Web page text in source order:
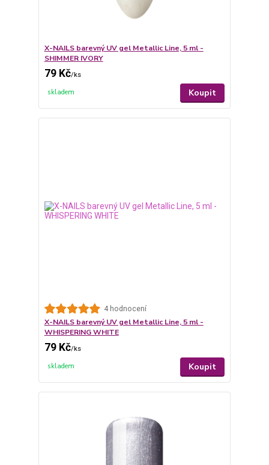
X-NAILS barevný UV gel Metallic Line, 5 ml -
SHIMMER IVORY
79 Kč/ks
skladem Koupit
4 hodnocení
X-NAILS barevný UV gel Metallic Line, 5 ml -
WHISPERING WHITE
79 Kč/ks
skladem Koupit